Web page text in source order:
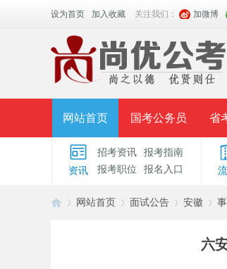
设为首页 加入收藏 关注我们： 加微博
网站首页 国考公务员 省
面授课程 招考公告 面试
时政热点 视频课堂 名师
资讯
招考资讯
报考指南
报考职位
报名入口
网站首页 面试公告 安徽
六